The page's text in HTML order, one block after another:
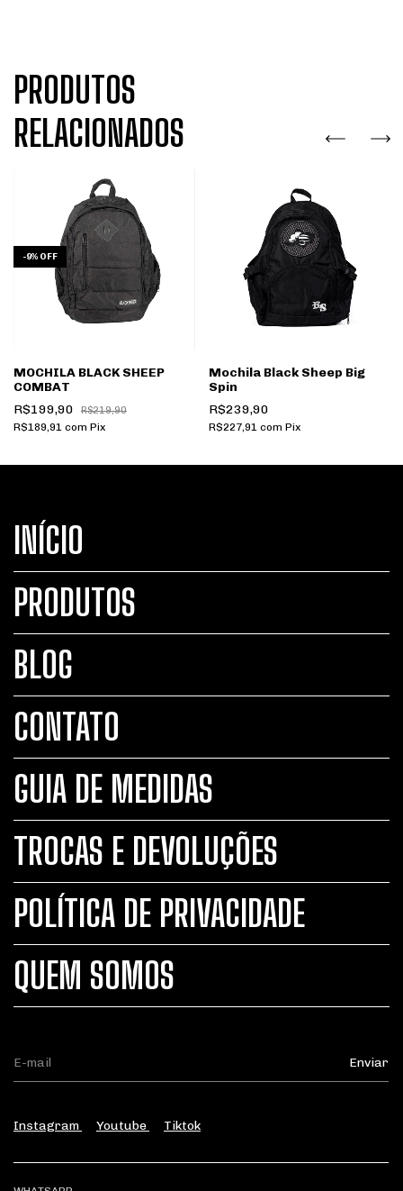
PRODUTOS
RELACIONADOS
-9% OFF
MOCHILA BLACK SHEEP
COMBAT
R$199,90
R$219,90
R$189,91 com Pix
Mochila Black Sheep Big
Spin
R$239,90
R$227,91 com Pix
INÍCIO
PRODUTOS
BLOG
CONTATO
GUIA DE MEDIDAS
TROCAS E DEVOLUÇÕES
POLÍTICA DE PRIVACIDADE
QUEM SOMOS
Instagram Youtube Tiktok